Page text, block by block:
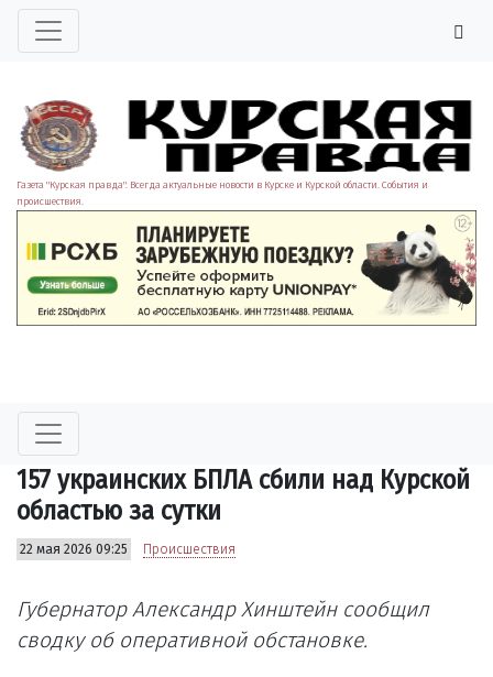
Газета "Курская правда". Всегда актуальные новости в Курске и Курской области. События и
происшествия.
157 украинских БПЛА сбили над Курской
областью за сутки
22 мая 2026 09:25 Происшествия
Губернатор Александр Хинштейн сообщил
сводку об оперативной обстановке.